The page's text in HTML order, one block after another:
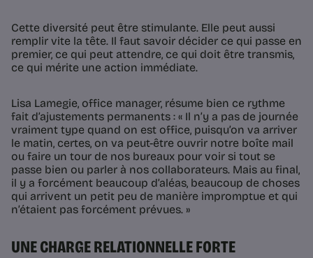
Cette diversité peut être stimulante. Elle peut aussi
remplir vite la tête. Il faut savoir décider ce qui passe en
premier, ce qui peut attendre, ce qui doit être transmis,
ce qui mérite une action immédiate.
Lisa Lamegie, office manager, résume bien ce rythme
fait d’ajustements permanents : « Il n’y a pas de journée
vraiment type quand on est office, puisqu’on va arriver
le matin, certes, on va peut-être ouvrir notre boîte mail
ou faire un tour de nos bureaux pour voir si tout se
passe bien ou parler à nos collaborateurs. Mais au final,
il y a forcément beaucoup d’aléas, beaucoup de choses
qui arrivent un petit peu de manière impromptue et qui
n’étaient pas forcément prévues. »
UNE CHARGE RELATIONNELLE FORTE